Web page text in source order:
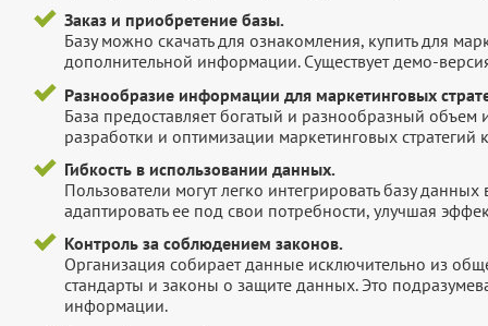
Заказ и приобретение базы.
Базу можно скачать для ознакомления, купить для
дополнительной информации. Существует демо-
Разнообразие информации для маркетинговых
База предоставляет богатый и разнообразный
разработки и оптимизации маркетинговых стратегий
Гибкость в использовании данных.
Пользователи могут легко интегрировать базу
адаптировать ее под свои потребности, улучшая
Контроль за соблюдением законов.
Организация собирает данные исключительно из
стандарты и законы о защите данных. Это
информации.